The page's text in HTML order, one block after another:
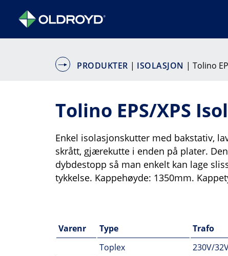
PRODUKTER | ISOLASJON | Tolino
Tolino EPS/XPS
Enkel isolasjonskutter med bakstativ,
skrått, gjærekutte i enden på plater.
dybdestopp så man enkelt kan lage
tykkelse. Kappehøyde: 1350mm.
Varenr Type Trafo
Toplex
230V/